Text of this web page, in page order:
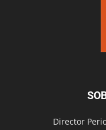
Director